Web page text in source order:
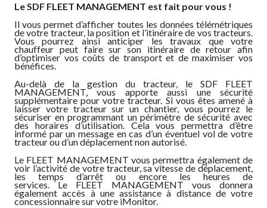
Le SDF FLEET MANAGEMENT est fait pour vous !
Il vous permet d’afficher toutes les données télémétriques
de votre tracteur, la position et l’itinéraire de vos tracteurs.
Vous pourrez ainsi anticiper les travaux que votre
chauffeur peut faire sur son itinéraire de retour afin
d’optimiser vos coûts de transport et de maximiser vos
bénéfices.
Au-delà de la gestion du tracteur, le SDF FLEET
MANAGEMENT, vous apporte aussi une sécurité
supplémentaire pour votre tracteur. Si vous êtes amené à
laisser votre tracteur sur un chantier, vous pourrez le
sécuriser en programmant un périmètre de sécurité avec
des horaires d’utilisation. Cela vous permettra d’être
informé par un message en cas d’un éventuel vol de votre
tracteur ou d’un déplacement non autorisé.
Le FLEET MANAGEMENT vous permettra également de
voir l’activité de votre tracteur, sa vitesse de déplacement,
les temps d’arrêt ou encore les heures de
services. Le FLEET MANAGEMENT vous donnera
également accès à une assistance à distance de votre
concessionnaire sur votre iMonitor.